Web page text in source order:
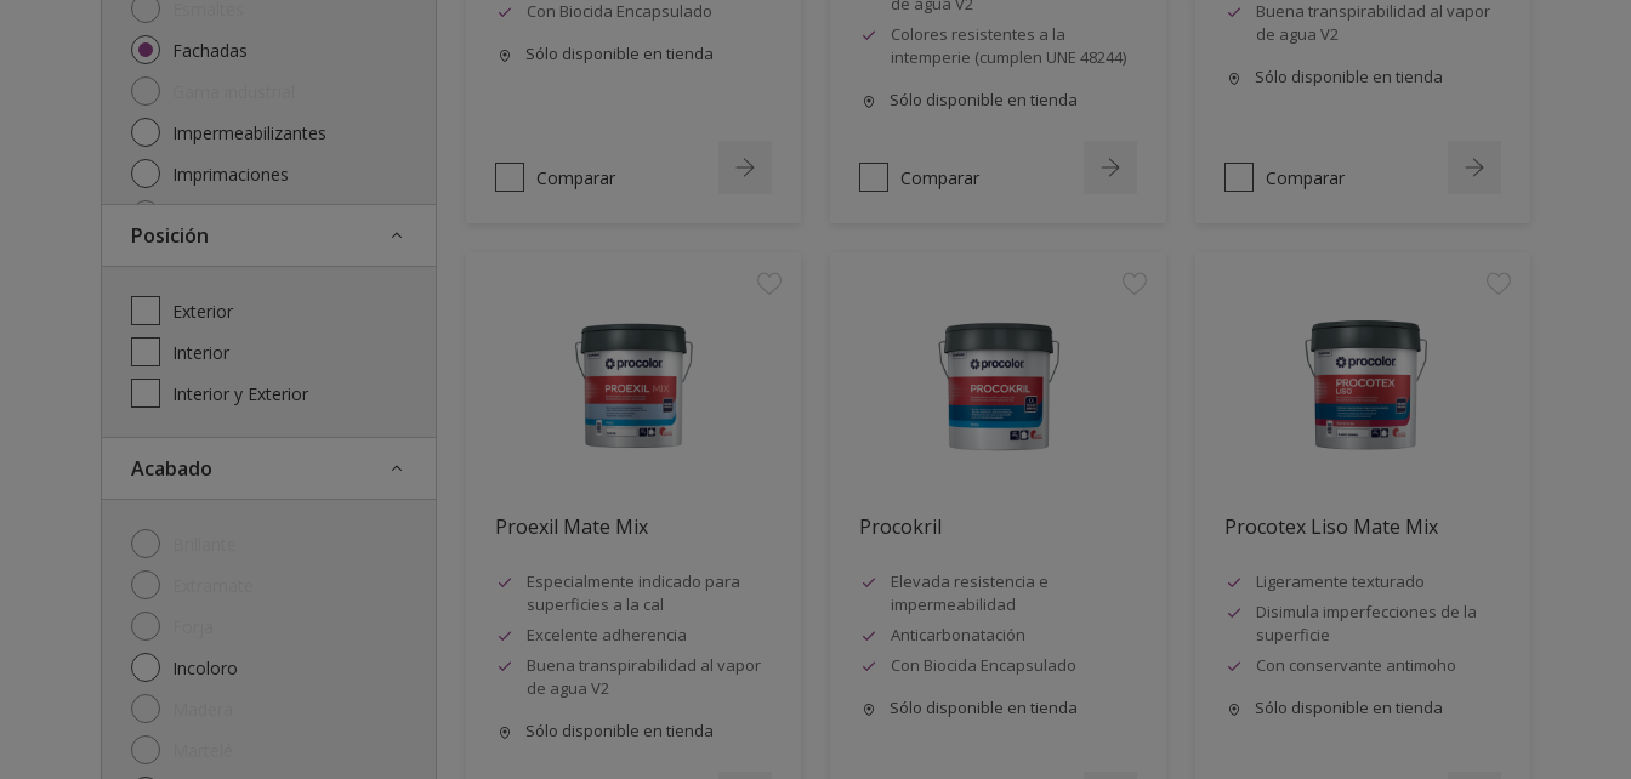
Fachadas
Impermeabilizantes
Imprimaciones
posición
Exterior
Interior
Interior y Exterior
Acabado
Incoloro
Con Biocida Encapsulado
Sólo disponible en tienda
Comparar
Colores resistentes a la
intemperie (cumplen UNE 48244)
Sólo disponible en tienda
Comparar
Buena transpirabilidad al vapor
de agua V2
Sólo disponible en tienda
Comparar
Proexil Mate Mix
Especialmente indicado para
superficies a la cal
Excelente adherencia
Buena transpirabilidad al vapor
de agua V2
Sólo disponible en tienda
Procokril
Elevada resistencia e
impermeabilidad
Anticarbonatación
Con Biocida Encapsulado
Sólo disponible en tienda
Procotex Liso Mate Mix
Ligeramente texturado
Disimula imperfecciones de la
superficie
Con conservante antimoho
Sólo disponible en tienda